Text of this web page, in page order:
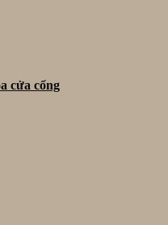
cửa cổng